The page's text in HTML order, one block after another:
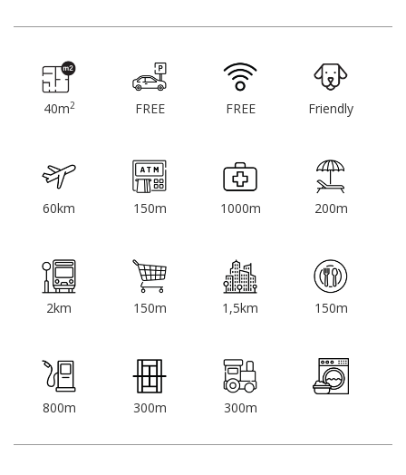
40m2 FREE FREE Friendly
60km 150m 1000m 200m
2km 150m 1,5km 150m
800m 300m 300m